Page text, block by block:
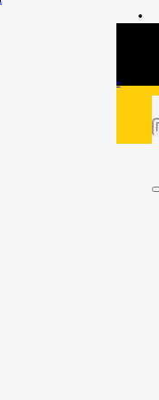
+7 800 234-99-